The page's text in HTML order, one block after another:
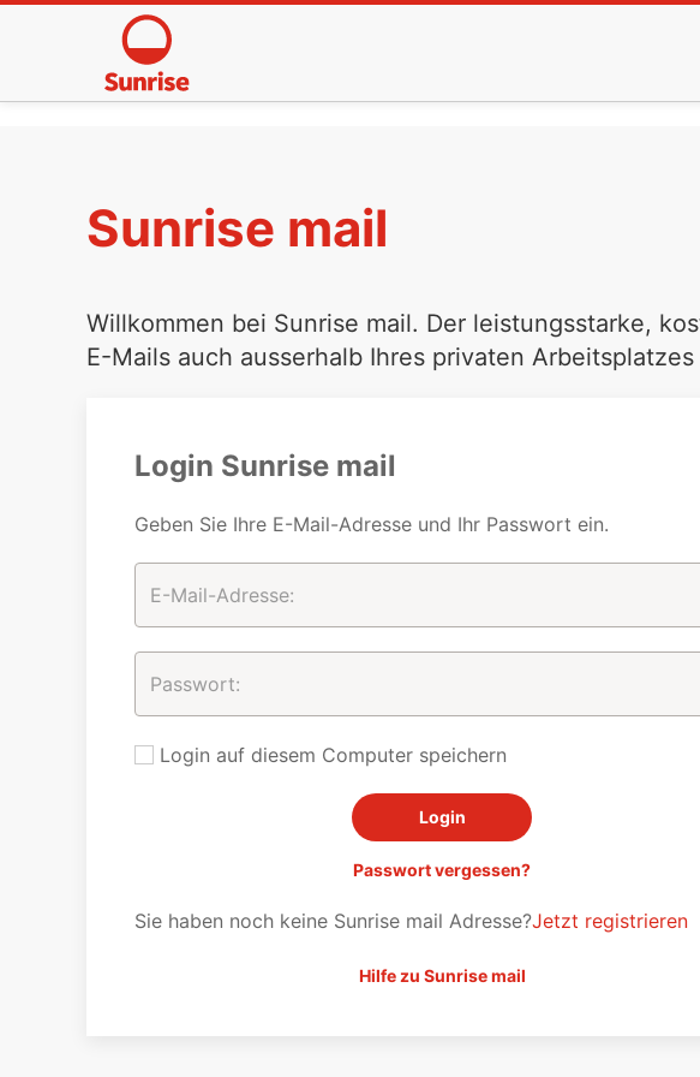
Sunrise mail
Willkommen bei Sunrise mail. Der leistungsstarke,
E-Mails auch ausserhalb Ihres privaten
Login Sunrise mail
Geben Sie Ihre E-Mail-Adresse und Ihr Passwort ein.
Login auf diesem Computer speichern
Passwort vergessen?
Sie haben noch keine Sunrise mail Adresse?Jetzt registrieren
Hilfe zu Sunrise mail